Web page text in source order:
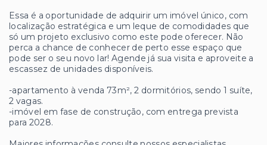
Essa é a oportunidade de adquirir um imóvel único, com
localização estratégica e um leque de comodidades que
só um projeto exclusivo como este pode oferecer. Não
perca a chance de conhecer de perto esse espaço que
pode ser o seu novo lar! Agende já sua visita e aproveite a
escassez de unidades disponíveis.
-apartamento à venda 73m², 2 dormitórios, sendo 1 suíte,
2 vagas.
-imóvel em fase de construção, com entrega prevista
para 2028.